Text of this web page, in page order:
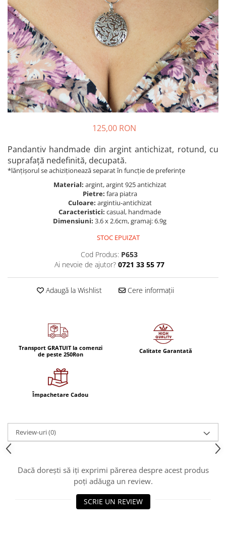
Bănuț Moț Personalizat
Seturi Brățări Personalizate
Seturi Lănțișoare Personalizate
Cadouri Corporate
Bijuterii Personalizate Spotify
Cercei Argint
Cercei Fashion
Coliere Argint
Seturi Argint
Bijuterii Fashion
Accesorii
Genți
Portofele
CARD CADOU
125,00 RON
Pandantiv handmade din argint antichizat, rotund, cu
suprafață nedefinită, decupată.
*lănțișorul se achiziționează separat în funcție de preferințe
Material: argint, argint 925 antichizat
Pietre: fara piatra
Culoare: argintiu-antichizat
Caracteristici: casual, handmade
Dimensiuni: 3.6 x 2.6cm, gramaj: 6.9g
STOC EPUIZAT
Cod Produs: P653
Ai nevoie de ajutor? 0721 33 55 77
Adaugă la Wishlist Cere informații
Transport GRATUIT la comenzi
de peste 250Ron
Calitate Garantată
Împachetare Cadou
Review-uri(0)
Dacă dorești să iți exprimi părerea despre acest produs
poți adăuga un review.
SCRIE UN REVIEW